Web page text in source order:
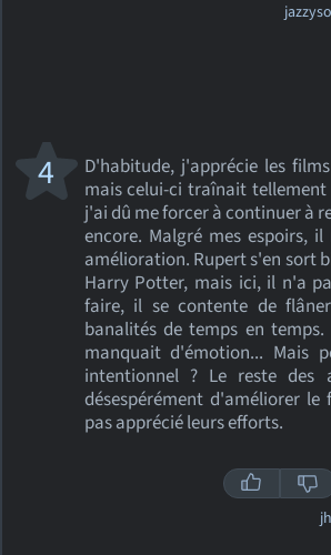
D'habitude, j'apprécie les
mais celui-ci traînait
j'ai dû me forcer à continuer à
encore. Malgré mes espoirs,
amélioration. Rupert s'en sort
Harry Potter, mais ici, il n'a
faire, il se contente de
banalités de temps en temps.
manquait d'émotion... Mais
intentionnel ? Le reste des
désespérément d'améliorer
pas apprécié leurs efforts.
4